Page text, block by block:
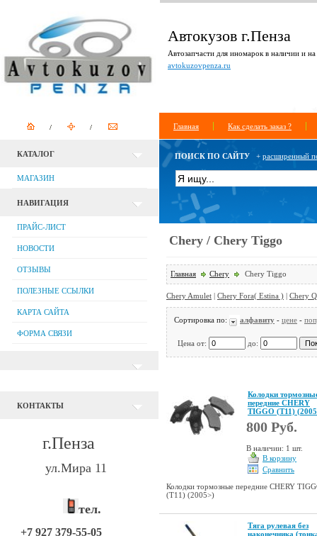
Автокузов г.Пенза
Автозапчасти для иномарок в наличии и на
avtokuzovpenza.ru
Главная Как сделать заказ ?
КАТАЛОГ
МАГАЗИН
НАВИГАЦИЯ
ПРАЙС-ЛИСТ
НОВОСТИ
ОТЗЫВЫ
ПОЛЕЗНЫЕ ССЫЛКИ
КАРТА САЙТА
ФОРМА СВЯЗИ
КОНТАКТЫ
г.Пенза
ул.Мира 11
тел.
+7 927 379-55-05
ПОИСК ПО САЙТУ + расширенный
Chery / Chery Tiggo
Главная Chery Chery Tiggo
Chery Amulet | Chery Fora( Estina ) | Chery
Сортировка по: алфавиту - цене -
Цена от: до:
Колодки
передние CHERY
TIGGO (T11)
800 Руб.
В наличии: 1 шт.
В корзину
Сравнить
Колодки тормозные передние CHERY
(T11) (2005>)
Тяга рулевая без
наконечника